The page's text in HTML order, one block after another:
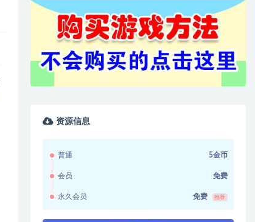
资源信息
普通 5金币
会员 免费
永久会员 免费 推荐